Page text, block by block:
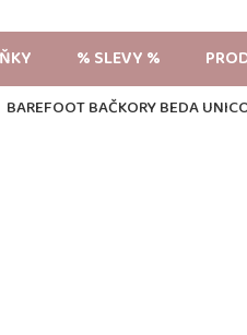
% SLEVY %
BAREFOOT BAČKORY BEDA